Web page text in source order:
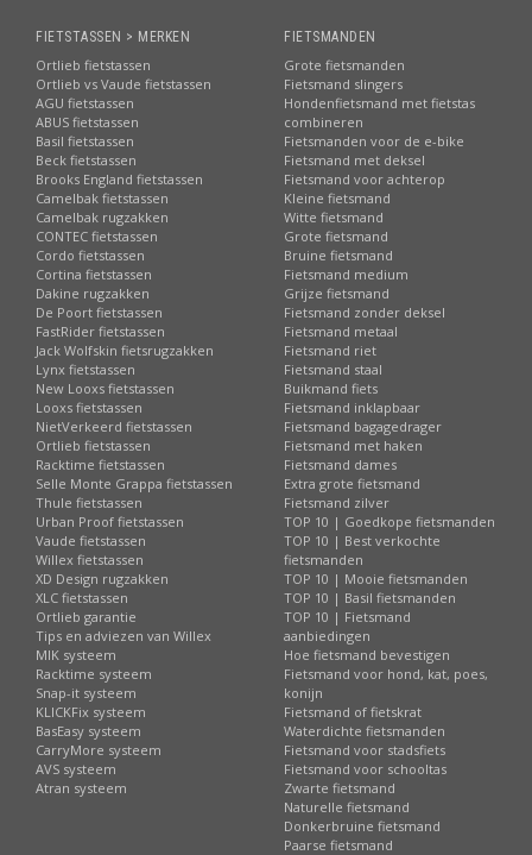
FIETSTASSEN > MERKEN
Ortlieb fietstassen
Ortlieb vs Vaude fietstassen
AGU fietstassen
ABUS fietstassen
Basil fietstassen
Beck fietstassen
Brooks England fietstassen
Camelbak fietstassen
Camelbak rugzakken
CONTEC fietstassen
Cordo fietstassen
Cortina fietstassen
Dakine rugzakken
De Poort fietstassen
FastRider fietstassen
Jack Wolfskin fietsrugzakken
Lynx fietstassen
New Looxs fietstassen
Looxs fietstassen
NietVerkeerd fietstassen
Ortlieb fietstassen
Racktime fietstassen
Selle Monte Grappa fietstassen
Thule fietstassen
Urban Proof fietstassen
Vaude fietstassen
Willex fietstassen
XD Design rugzakken
XLC fietstassen
Ortlieb garantie
Tips en adviezen van Willex
MIK systeem
Racktime systeem
Snap-it systeem
KLICKFix systeem
BasEasy systeem
CarryMore systeem
AVS systeem
Atran systeem
FIETSMANDEN
Grote fietsmanden
Fietsmand slingers
Hondenfietsmand met fietstas
combineren
Fietsmanden voor de e-bike
Fietsmand met deksel
Fietsmand voor achterop
Kleine fietsmand
Witte fietsmand
Grote fietsmand
Bruine fietsmand
Fietsmand medium
Grijze fietsmand
Fietsmand zonder deksel
Fietsmand metaal
Fietsmand riet
Fietsmand staal
Buikmand fiets
Fietsmand inklapbaar
Fietsmand bagagedrager
Fietsmand met haken
Fietsmand dames
Extra grote fietsmand
Fietsmand zilver
TOP 10 | Goedkope fietsmanden
TOP 10 | Best verkochte
fietsmanden
TOP 10 | Mooie fietsmanden
TOP 10 | Basil fietsmanden
TOP 10 | Fietsmand
aanbiedingen
Hoe fietsmand bevestigen
Fietsmand voor hond, kat, poes,
konijn
Fietsmand of fietskrat
Waterdichte fietsmanden
Fietsmand voor stadsfiets
Fietsmand voor schooltas
Zwarte fietsmand
Naturelle fietsmand
Donkerbruine fietsmand
Paarse fietsmand